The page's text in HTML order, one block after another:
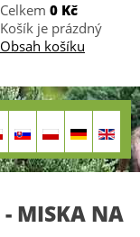
Celkem 0 Kč
Košík je prázdný
Obsah košíku
- MISKA NA